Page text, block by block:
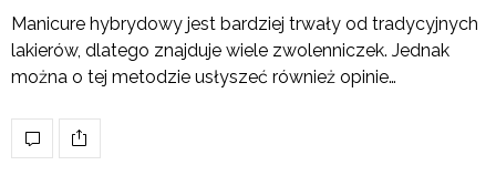
Manicure hybrydowy jest bardziej trwały od tradycyjnych
lakierów, dlatego znajduje wiele zwolenniczek. Jednak
można o tej metodzie usłyszeć również opinie…